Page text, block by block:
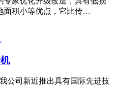
面积小等优点，它比传…
公司新近推出具有国际先进技